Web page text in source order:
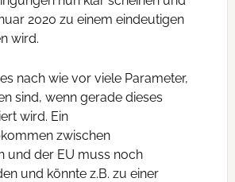
2020 zu einem eindeutigen
wird.
nach wie vor viele Parameter,
sind, wenn gerade dieses
wird. Ein
zwischen
und der EU muss noch
und könnte z.B. zu einer